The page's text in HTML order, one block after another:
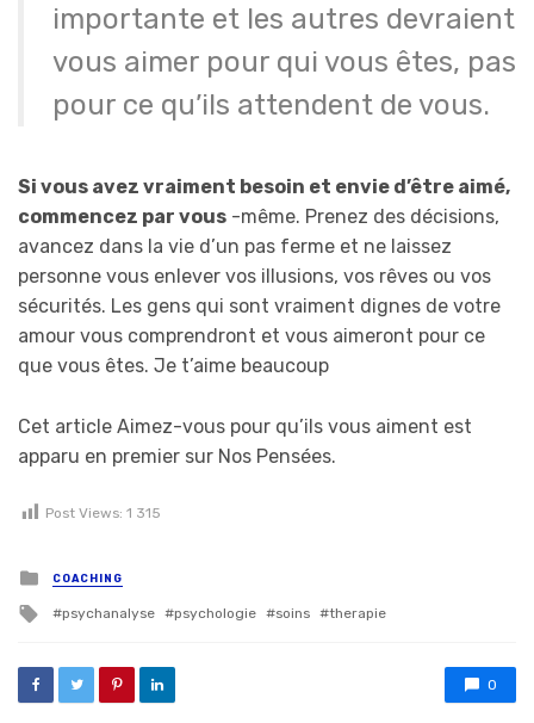
importante et les autres devraient
vous aimer pour qui vous êtes, pas
pour ce qu’ils attendent de vous.
Si vous avez vraiment besoin et envie d’être aimé,
commencez par vous -même. Prenez des décisions,
avancez dans la vie d’un pas ferme et ne laissez
personne vous enlever vos illusions, vos rêves ou vos
sécurités. Les gens qui sont vraiment dignes de votre
amour vous comprendront et vous aimeront pour ce
que vous êtes. Je t’aime beaucoup
Cet article Aimez-vous pour qu’ils vous aiment est
apparu en premier sur Nos Pensées.
Post Views: 1 315
Posted in
COACHING
Tagged with
psychanalyse psychologie soins therapie
0